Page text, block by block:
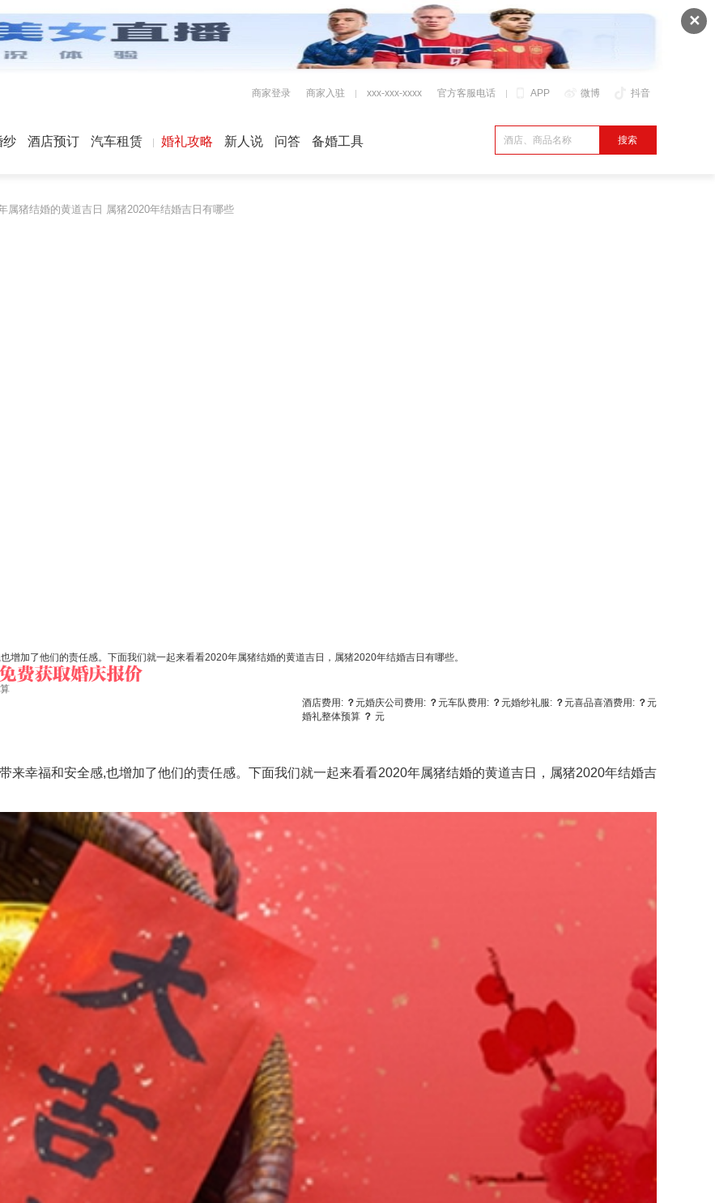
✕
APP 微博 抖音
商家登录 商家入驻 xxx-xxx-xxxx 官方客服电话
纱 酒店预订 汽车租赁 婚礼攻略 新人说 问答 备婚工具
属猪结婚的黄道吉日 属猪2020年结婚吉日有哪些
加了他们的责任感。下面我们就一起来看看2020年属猪结婚的黄道吉日，属猪2020年结婚吉日有哪些。
酒店费用: ？元婚庆公司费用: ？元车队费用: ？元婚纱礼服: ？元喜品喜酒费用: ？元
婚礼整体预算 ？ 元
幸福和安全感,也增加了他们的责任感。下面我们就一起来看看2020年属猪结婚的黄道吉日，属猪2020年结婚吉